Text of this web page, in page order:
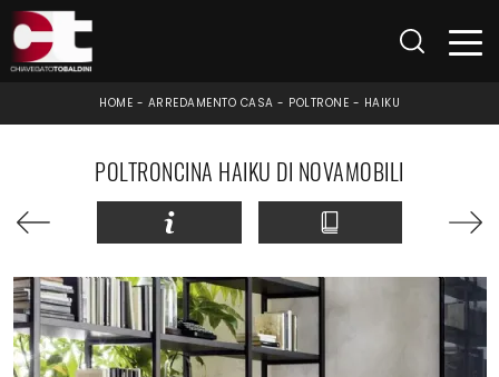
HOME - ARREDAMENTO CASA - POLTRONE - HAIKU
POLTRONCINA HAIKU DI NOVAMOBILI